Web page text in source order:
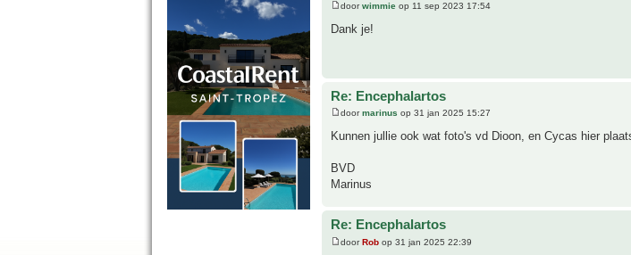
doorwimmie op 11 sep 2023 17:54
Dank je!
Re: Encephalartos
doormarinus op 31 jan 2025 15:27
Kunnen jullie ook wat foto's vd Dioon, en Cycas hier
BVD
Marinus
Re: Encephalartos
doorRob op 31 jan 2025 22:39